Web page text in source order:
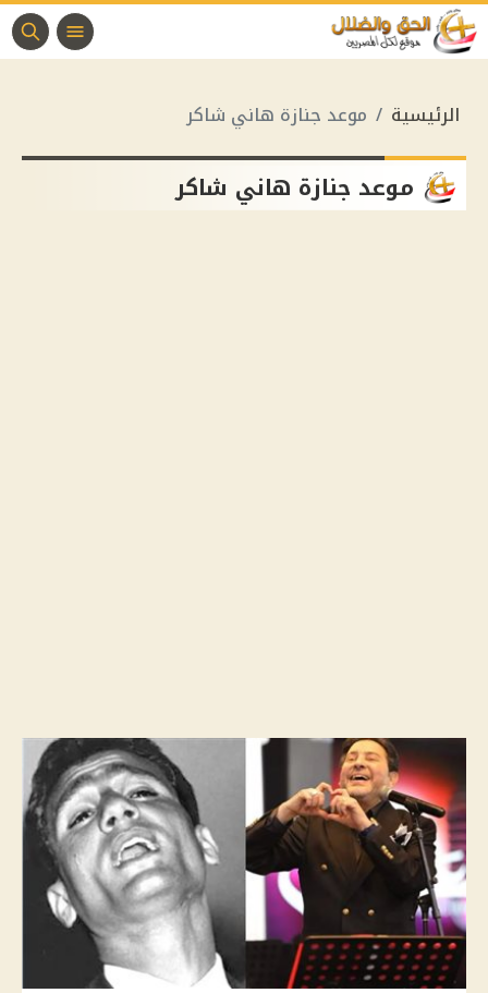
الرئيسية موعد جنازة هاني شاكر
موعد جنازة هاني شاكر